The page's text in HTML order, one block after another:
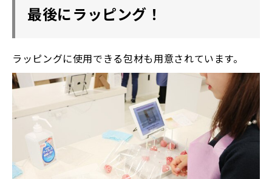
最後にラッピング！
ラッピングに使用できる包材も用意されています。